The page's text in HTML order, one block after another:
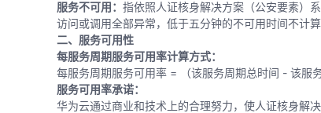
服务不可用： 指依照人证核身解决方案（公安要素）
访问或调用全部异常，低于五分钟的不可用时间不计算
二、服务可用性
每服务周期服务可用率计算方式：
每服务周期服务可用率 = （该服务周期总时间 - 该服
服务可用率承诺：
华为云通过商业和技术上的合理努力，使人证核身解